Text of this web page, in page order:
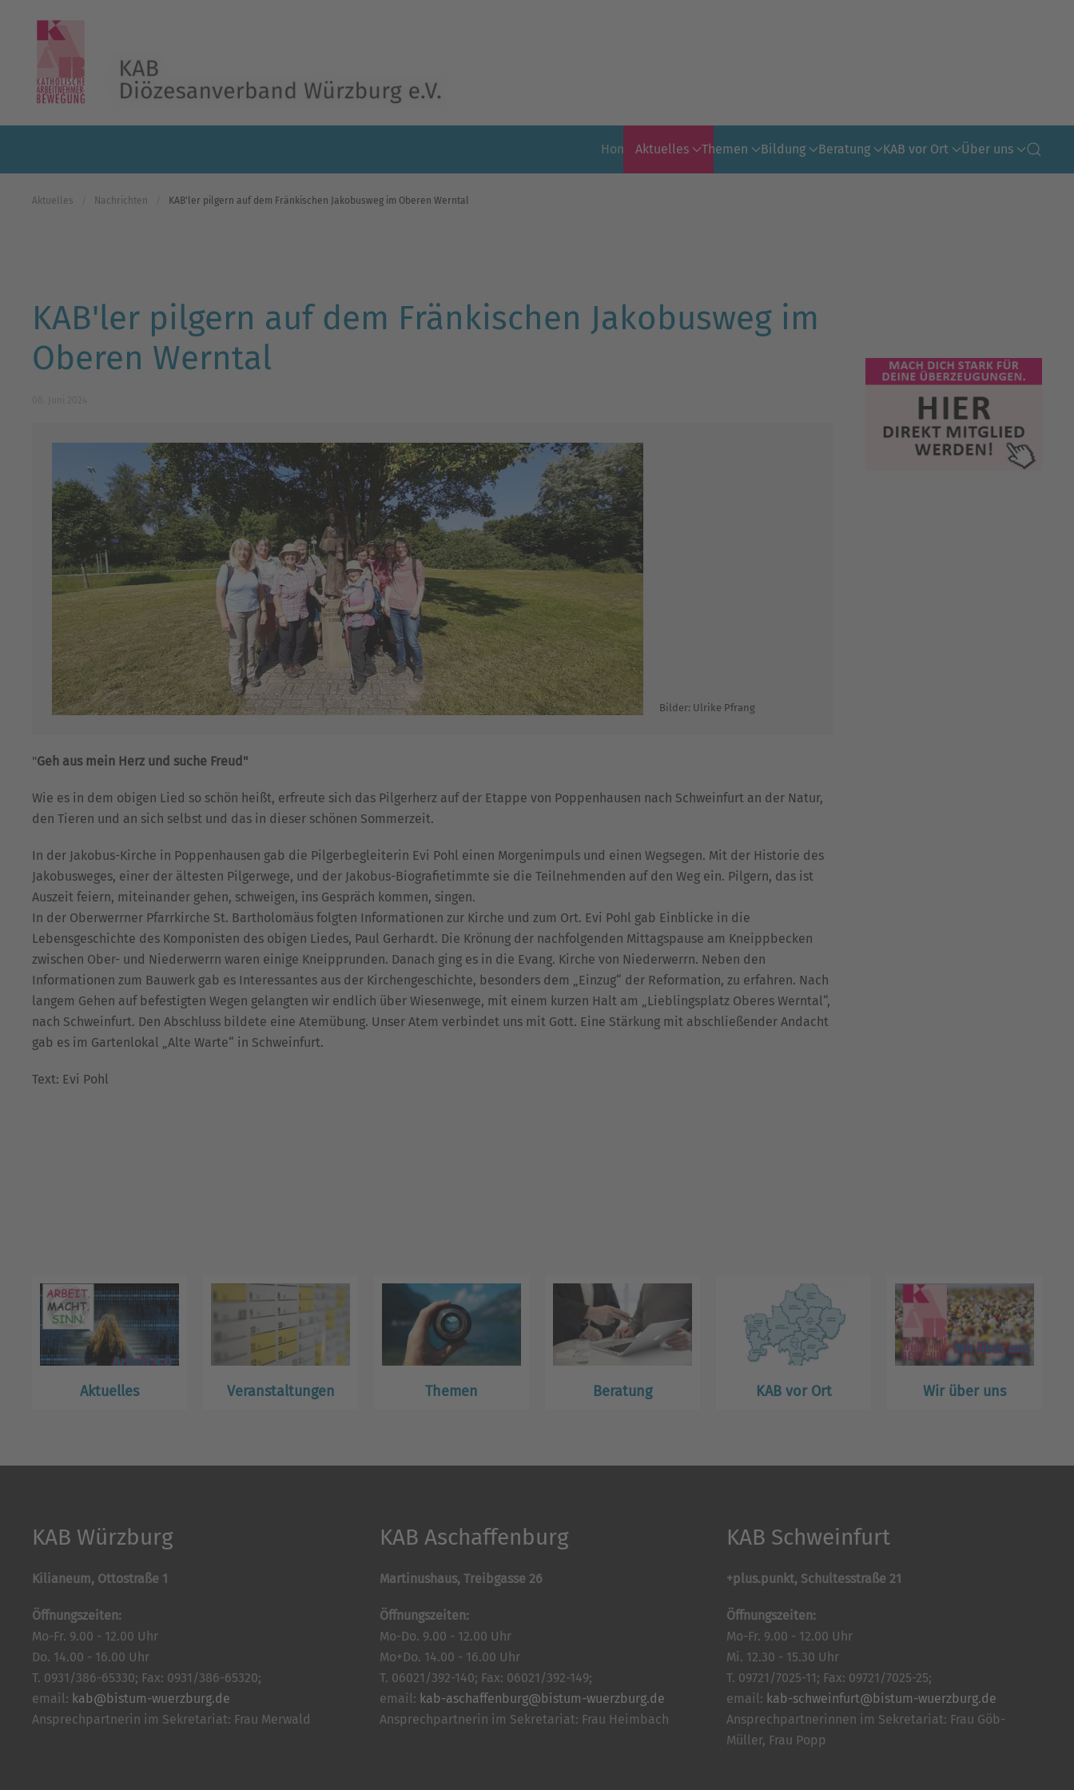
Skip to main content
Home Aktuelles Themen Bildung Beratung KAB vor Ort Über uns
Aktuelles Nachrichten KAB'ler pilgern auf dem Fränkischen Jakobusweg im Oberen Werntal
KAB'ler pilgern auf dem Fränkischen Jakobusweg im
Oberen Werntal
Bilder: Ulrike Pfrang
"Geh aus mein Herz und suche Freud"
Wie es in dem obigen Lied so schön heißt, erfreute sich das Pilgerherz auf der Etappe von Poppenhausen nach Schweinfurt an der Natur,
den Tieren und an sich selbst und das in dieser schönen Sommerzeit.
In der Jakobus-Kirche in Poppenhausen gab die Pilgerbegleiterin Evi Pohl einen Morgenimpuls und einen Wegsegen. Mit der Historie des
Jakobusweges, einer der ältesten Pilgerwege, und der Jakobus-Biografietimmte sie die Teilnehmenden auf den Weg ein. Pilgern, das ist
Auszeit feiern, miteinander gehen, schweigen, ins Gespräch kommen, singen.
In der Oberwerrner Pfarrkirche St. Bartholomäus folgten Informationen zur Kirche und zum Ort. Evi Pohl gab Einblicke in die
Lebensgeschichte des Komponisten des obigen Liedes, Paul Gerhardt. Die Krönung der nachfolgenden Mittagspause am Kneippbecken
zwischen Ober- und Niederwerrn waren einige Kneipprunden. Danach ging es in die Evang. Kirche von Niederwerrn. Neben den
Informationen zum Bauwerk gab es Interessantes aus der Kirchengeschichte, besonders dem „Einzug“ der Reformation, zu erfahren. Nach
langem Gehen auf befestigten Wegen gelangten wir endlich über Wiesenwege, mit einem kurzen Halt am „Lieblingsplatz Oberes Werntal“,
nach Schweinfurt. Den Abschluss bildete eine Atemübung. Unser Atem verbindet uns mit Gott. Eine Stärkung mit abschließender Andacht
gab es im Gartenlokal „Alte Warte“ in Schweinfurt.
Text: Evi Pohl
Aktuelles Veranstaltungen Themen Beratung KAB vor Ort Wir über uns
KAB Würzburg
Kilianeum, Ottostraße 1
Öffnungszeiten:
Mo-Fr. 9.00 - 12.00 Uhr
Do. 14.00 - 16.00 Uhr
T. 0931/386-65330; Fax: 0931/386-65320;
email: kab@bistum-wuerzburg.de
Ansprechpartnerin im Sekretariat: Frau Merwald
KAB Aschaffenburg
Martinushaus, Treibgasse 26
Öffnungszeiten:
Mo-Do. 9.00 - 12.00 Uhr
Mo+Do. 14.00 - 16.00 Uhr
T. 06021/392-140; Fax: 06021/392-149;
email: kab-aschaffenburg@bistum-wuerzburg.de
Ansprechpartnerin im Sekretariat: Frau Heimbach
KAB Schweinfurt
+plus.punkt, Schultesstraße 21
Öffnungszeiten:
Mo-Fr. 9.00 - 12.00 Uhr
Mi. 12.30 - 15.30 Uhr
T. 09721/7025-11; Fax: 09721/7025-25;
email: kab-schweinfurt@bistum-wuerzburg.de
Ansprechpartnerinnen im Sekretariat: Frau Göb-
Müller, Frau Popp